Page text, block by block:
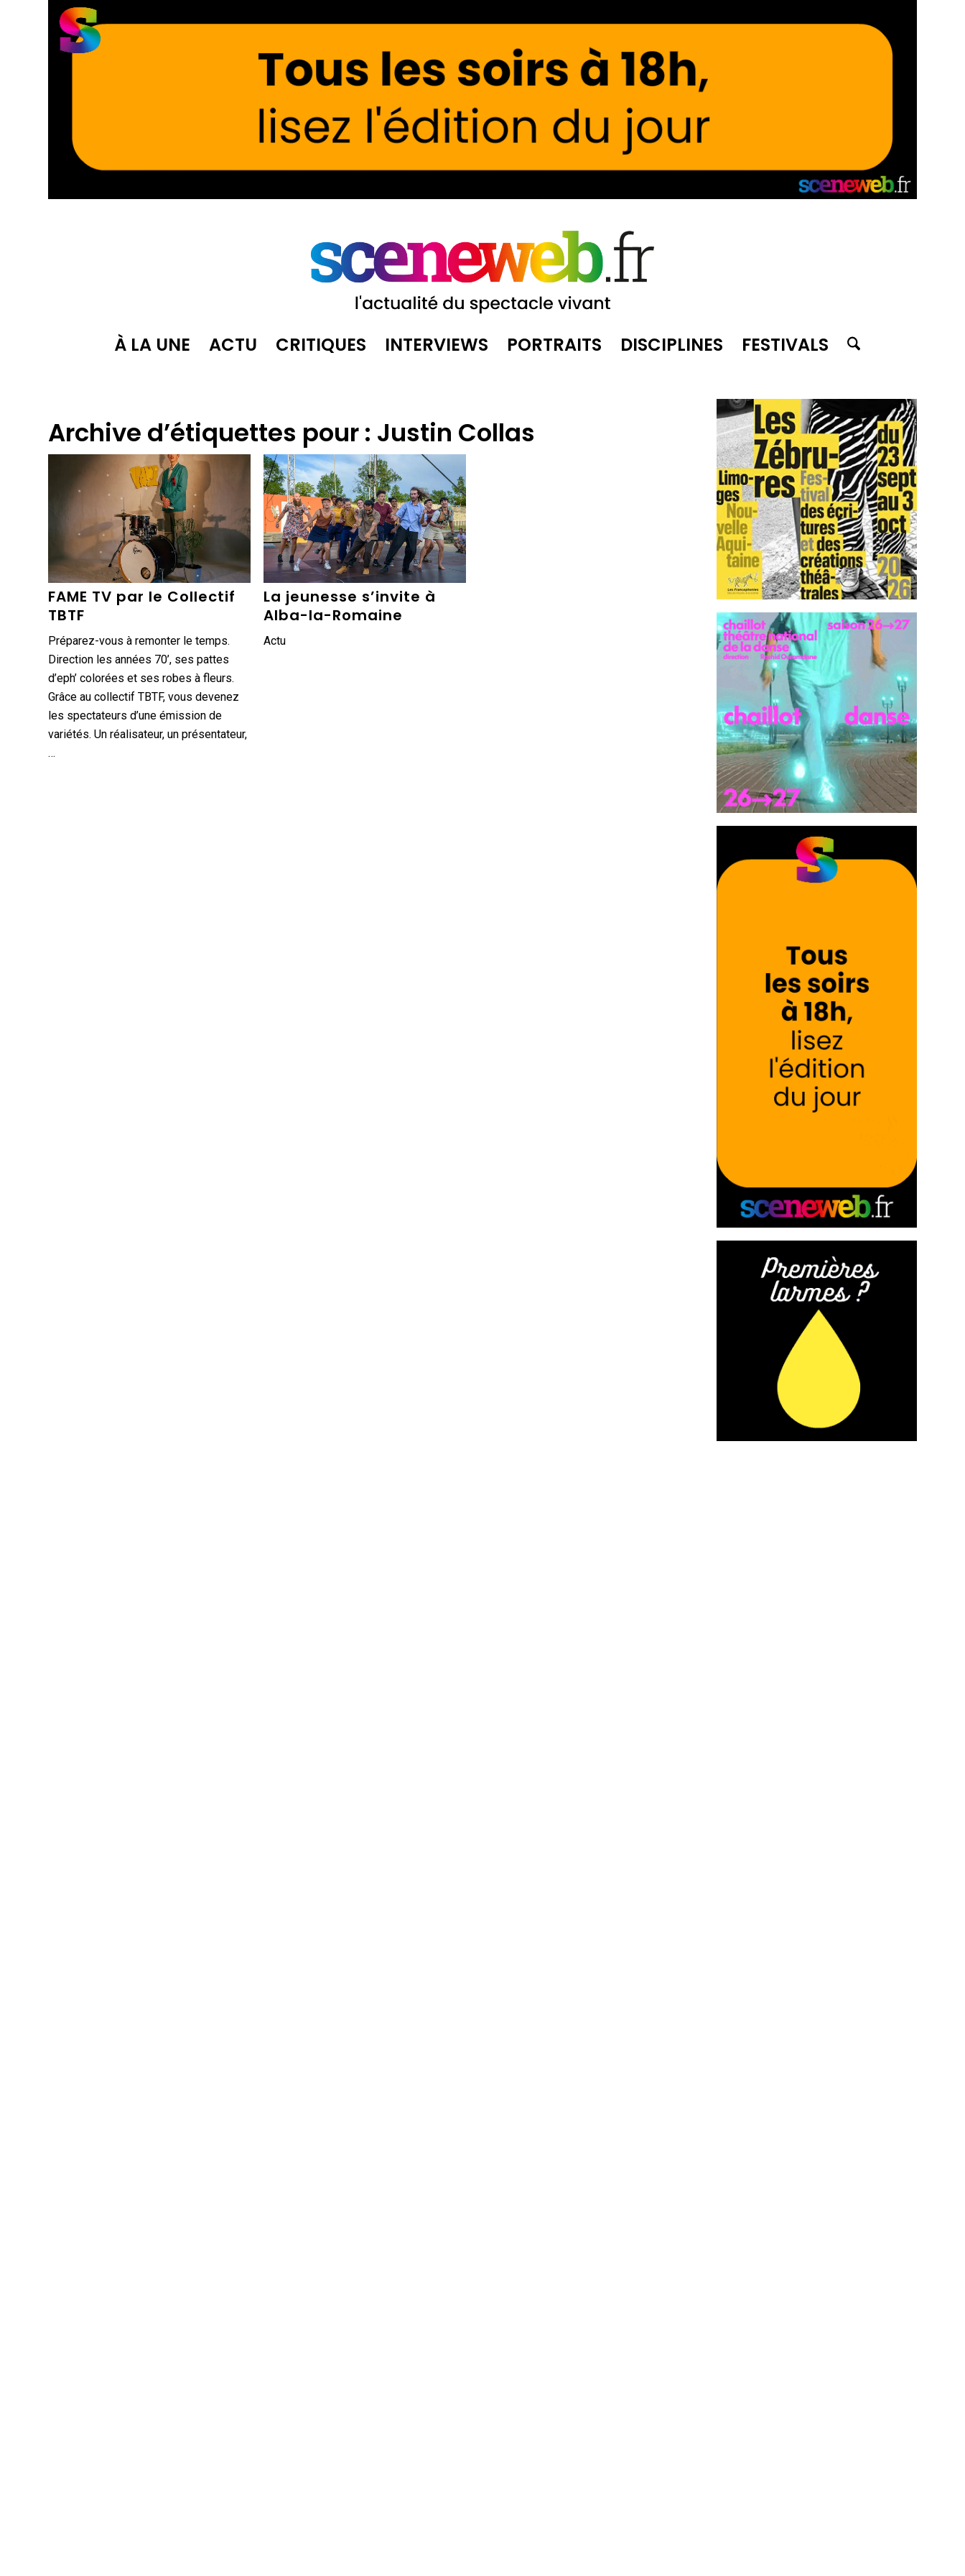
À LA UNE ACTU CRITIQUES INTERVIEWS PORTRAITS DISCIPLINES FESTIVALS
Archive d’étiquettes pour : Justin Collas
FAME TV par le Collectif
TBTF
Préparez-vous à remonter le temps.
Direction les années 70’, ses pattes
d’eph’ colorées et ses robes à fleurs.
Grâce au collectif TBTF, vous devenez
les spectateurs d’une émission de
variétés. Un réalisateur, un présentateur,
…
La jeunesse s’invite à
Alba-la-Romaine
Actu